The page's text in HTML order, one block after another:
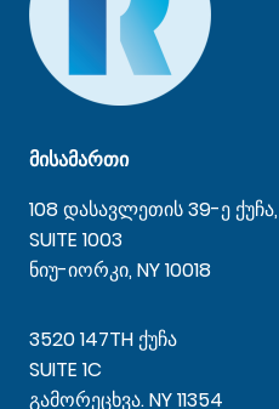
მისამართი
108 დასავლეთის 39-ე ქუჩა,
SUITE 1003
ნიუ-იორკი, NY 10018
3520 147TH ქუჩა
SUITE 1C
გამორეცხვა. NY 11354